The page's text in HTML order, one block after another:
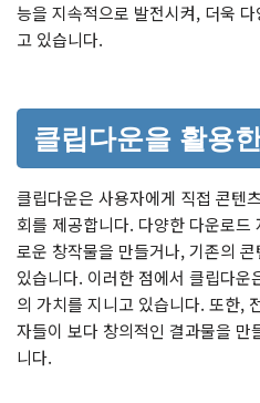
능을 지속적으로 발전시켜, 더욱
고 있습니다.
클립다운을 활용
클립다운은 사용자에게 직접 콘텐
회를 제공합니다. 다양한 다운로
로운 창작물을 만들거나, 기존의
있습니다. 이러한 점에서 클립다
의 가치를 지니고 있습니다. 또한,
자들이 보다 창의적인 결과물을 만
니다.